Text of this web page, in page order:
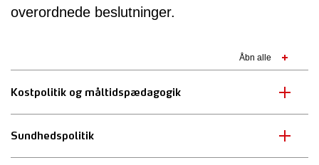
overordnede beslutninger.
Åbn alle
Kostpolitik og måltidspædagogik
Sundhedspolitik